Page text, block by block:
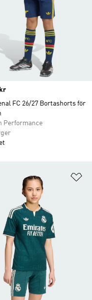
FC 26/27 Bortashorts för
Performance